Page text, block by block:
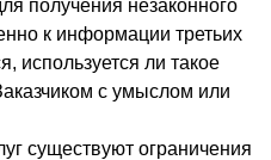
получения незаконного
к информации третьих
используется ли такое
с умыслом или
существуют ограничения